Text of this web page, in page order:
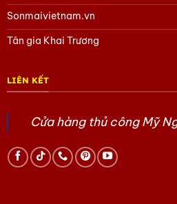
Sonmaivietnam.vn
Tân gia Khai Trương
LIÊN KẾT
Cửa hàng thủ công Mỹ